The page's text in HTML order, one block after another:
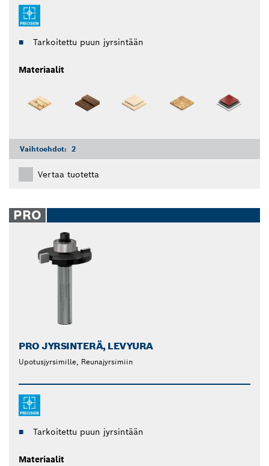
Tarkoitettu puun jyrsintään
Materiaalit
Vaihtoehdot: 2
Vertaa tuotetta
PRO
PRO JYRSINTERÄ, LEVYURA
Upotusjyrsimille, Reunajyrsimiin
Tarkoitettu puun jyrsintään
Materiaalit